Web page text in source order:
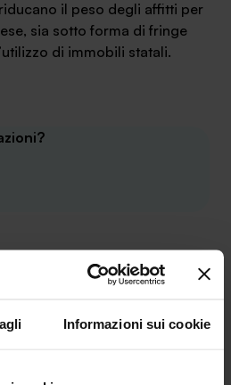
Informazioni sui cookie
il peso degli affitti per
sia sotto forma di fringe
di immobili statali.